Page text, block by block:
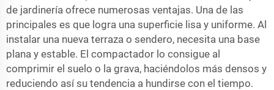
de jardinería ofrece numerosas ventajas. Una de las
principales es que logra una superficie lisa y uniforme. Al
instalar una nueva terraza o sendero, necesita una base
plana y estable. El compactador lo consigue al
comprimir el suelo o la grava, haciéndolos más densos y
reduciendo así su tendencia a hundirse con el tiempo.